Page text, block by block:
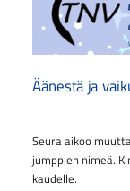
Äänestä ja
Seura aikoo
jumppien nimeä.
kaudelle.